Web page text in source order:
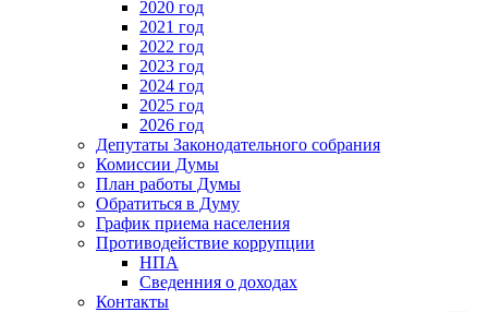
2020 год
2021 год
2022 год
2023 год
2024 год
2025 год
2026 год
Депутаты Законодательного собрания
Комиссии Думы
План работы Думы
Обратиться в Думу
График приема населения
Противодействие коррупции
НПА
Сведенния о доходах
Контакты